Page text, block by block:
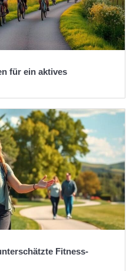
für ein aktives
Fitness-